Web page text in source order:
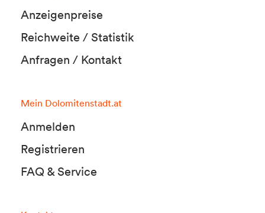
Anzeigenpreise
Reichweite / Statistik
Anfragen / Kontakt
Mein Dolomitenstadt.at
Anmelden
Registrieren
FAQ & Service